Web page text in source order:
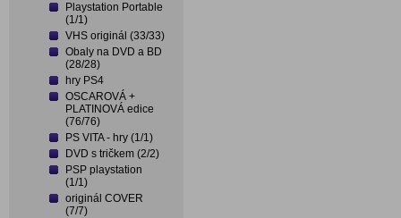
Playstation Portable
(1/1)
VHS originál (33/33)
Obaly na DVD a BD
(28/28)
hry PS4
OSCAROVÁ +
PLATINOVÁ edice
(76/76)
PS VITA - hry (1/1)
DVD s tričkem (2/2)
PSP playstation
(1/1)
originál COVER
(7/7)